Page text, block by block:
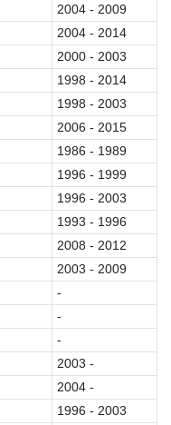
2004 - 2009
2004 - 2014
2000 - 2003
1998 - 2014
1998 - 2003
2006 - 2015
1986 - 1989
1996 - 1999
1996 - 2003
1993 - 1996
2008 - 2012
2003 - 2009
-
-
-
2003 -
2004 -
1996 - 2003